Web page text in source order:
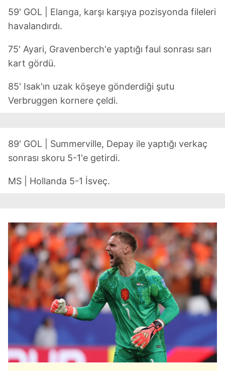
59' GOL | Elanga, karşı karşıya pozisyonda fileleri
havalandırdı.
75' Ayari, Gravenberch'e yaptığı faul sonrası sarı
kart gördü.
85' Isak'ın uzak köşeye gönderdiği şutu
Verbruggen kornere çeldi.
89' GOL | Summerville, Depay ile yaptığı verkaç
sonrası skoru 5-1'e getirdi.
MS | Hollanda 5-1 İsveç.